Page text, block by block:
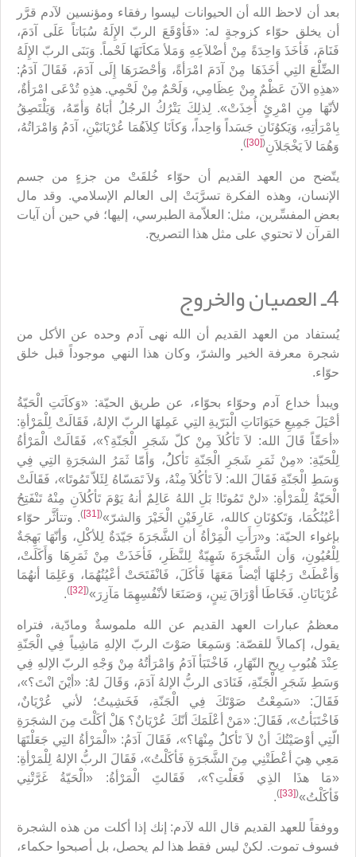
بعد أن لاحظ الله أن الحيوانات ليسوا رفقاء ومؤنسين لآدم قرَّر
أن يخلق حوّاء كزوجةٍ له: «فَأوْقَعَ الربّ الإِلَهُ سُبَاتاً عَلَى آدَمَ،
فَنَامَ، فَأخَذَ وَاحِدَةً مِنْ أضْلاَعِهِ وَمَلأ مَكاَنَهَا لَحْماً. وَبَنَى الربّ الإِلَهُ
الضِّلْعَ التِي أخَذَهَا مِنْ آدَمَ امْرَأةً، وَأحْضَرَهَا إِلَى آدَمَ، فَقَالَ آدَمُ:
«هذِهِ الآنَ عَظْمٌ مِنْ عِظَامِي، وَلَحْمٌ مِنْ لَحْمِي. هذِهِ تُدْعَى امْرَأةٌ،
لأنّهَا مِنِ امْرِئٍ أُخِذَتْ». لِذلِكَ يَتْرُكُ الرجُلُ أبَاهُ وَأمّهُ، وَيَلْتَصِقُ
بِامْرَأتِهِ، وَيَكوُنَانِ جَسَداً وَاحِداً، وَكاَنَا كِلاَهُمَا عُرْيَانَيْنِ، آدَمُ وَامْرَاتُهُ،
وَهُمَا لاَ يَخْجَلاَنِ(
[30]
)
.
يتّضح من العهد القديم أن حوّاء خُلقَتْ من جزءٍ من جسم
الإنسان، وهذه الفكرة تسرَّبَتْ إلى العالم الإسلامي. وقد مال
بعض المفسِّرين، مثل: العلاّمة الطبرسي، إليها؛ في حين أن آيات
القرآن لا تحتوي على مثل هذا التصريح.
4ـ العصيان والخروج
يُستفاد من العهد القديم أن الله نهى آدم وحده عن الأكل من
شجرة معرفة الخير والشرّ، وكان هذا النهي موجوداً قبل خلق
حوّاء.
ويبدأ خداع آدم وحوّاء بحوّاء، عن طريق الحيّة: «وَكاَنَتِ الْحَيّةُ
أحْيَلَ جَمِيعِ حَيَوَانَاتِ الْبَرّيةِ التِي عَمِلهََا الربّ الإلهُ، فَقَالَتْ لِلْمَرْأةِ:
«أحَقّاً قَالَ الله: لاَ تَأكُلاَ مِنْ كلّ شَجَرِ الْجَنّةِ؟»، فَقَالَتْ الْمَرْأةُ
لِلْحَيّةِ: «مِنْ ثَمَرِ شَجَرِ الْجَنّةِ نَأكلُُ، وَأمّا ثَمَرُ الشجَرَةِ التِي فِي
وَسَطِ الْجَنّةِ فَقَالَ الله: لاَ تَأكُلاَ مِنْهُ، وَلاَ تَمَسّاهُ لِئَلاّ تَمُوتَا»، فَقَالَتْ
الْحَيّةُ لِلْمَرْأةِ: «لنَْ تَمُوتَا! بَلِ اللهُ عَالِمٌ أنهُ يَوْمَ تَأكُلاَنِ مِنْهُ تَنْفَتِحُ
أعْيُنُكُمَا، وَتَكوُنَانِ كالله، عَارِفَيْنِ الْخَيْرَ وَالشرّ»(
[31]
). وتتأثَّر حوّاء
بإغواء الحيّة: و«رَأَتِ الْمَِرْأةُ أن الشَّجَرَةَ جَيّدَةٌ لِلأكْلِ، وَأنّهَا بَهِجَةٌ
لِلْعُيُونِ، وَأن الشَّجَرَةَ شَهِيّةٌ لِلنَّظَرِ، فَأخَذَتْ مِنْ ثَمَرِهَا وَأَكَلَتْ،
وَأعْطَتْ رَجُلهََا أيْضاً مَعَهَا فَأكَلَ، فَانْفَتَحَتْ أعْيُنُهُمَا، وَعَلِمَا أنهُمَا
عُرْيَانَانِ. فَخَاطَا أوْرَاقَ تِينٍ، وَصَنَعَا لأنْفُسِهِمَا مَآزِرَ»(
[32]
)
.
معظمُ عبارات العهد القديم عن الله ملموسةٌ ومادّية، فتراه
يقول، إكمالاً للقصّة: وَسَمِعَا صَوْتَ الربّ الإلهِ مَاشِياً فِي الْجَنّةِ
عِنْدَ هُبُوبِ رِيحِ النّهَارِ، فَاخْتَبَأ آدَمُ وَامْرَأتُهُ مِنْ وَجْهِ الربّ الإلهِ فِي
وَسَطِ شَجَرِ الْجَنّةِ، فَنَادَى الربُّ الإلهُ آدَمَ، وَقَالَ لهَُ: «أيْنَ انْتَ؟»،
فَقَالَ: «سَمِعْتُ صَوْتَكَ فِي الْجَنّةِ، فَخَشِيتُ؛ لأني عُرْيَانٌ،
فَاخْتَبَأتُ»، فَقَالَ: «مَنْ أعْلَمََكَ أنّكَ عُرْيَانٌ؟ هَلْ أكَلْتَ مِنَ الشجَرَةِ
الّتِي أوْصَيْتُكَ أنْ لاَ تَأكلَُ مِنْهَا؟»، فَقَالَ آدَمُ: «الْمَرْأةُ التِي جَعَلْتَهَا
مَعِي هِيَ أعْطَتْنِي مِنَ الشَّجَرَةِ فَأكَلْتُ»، فَقَالَ الربُّ الإلهُ لِلْمَرْأةِ:
«مَا هذَا الذِي فَعَلْتِ؟»، فَقَالتَِ الْمَرْأةُ: «الْحَيّةُ غَرَّتْنِي
فَأكَلْتُ»(
[33]
)
.
ووفقاً للعهد القديم قال الله لآدم: إنك إذا أكلت من هذه الشجرة
فسوف تموت. لكنْ ليس فقط هذا لم يحصل، بل أصبحوا حكماء،